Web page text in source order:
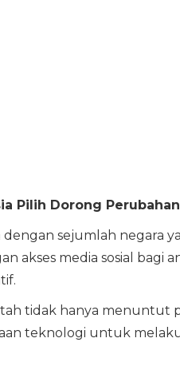
Pilih Dorong
dengan sejumlah negara
akses media sosial bagi
tidak hanya menuntut
teknologi untuk